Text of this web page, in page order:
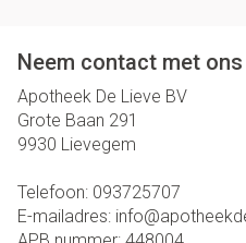
Neem contact met
Apotheek De Lieve BV
Grote Baan 291
9930 Lievegem
Telefoon: 093725707
E-mailadres: info@